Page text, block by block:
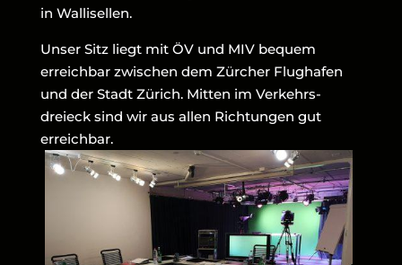
in Wallisellen.
Unser Sitz liegt mit ÖV und MIV bequem
erreichbar zwischen dem Zürcher Flughafen
und der Stadt Zürich. Mitten im Verkehrs-
dreieck sind wir aus allen Richtungen gut
erreichbar.